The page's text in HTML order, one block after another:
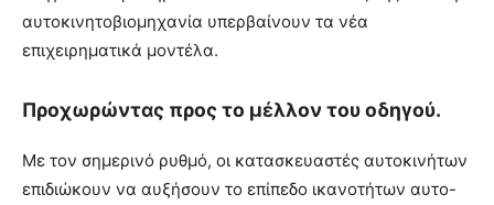
αυτοκινητοβιομηχανία υπερβαίνουν τα νέα
επιχειρηματικά μοντέλα.
Προχωρώντας προς το μέλλον του οδηγού.
Με τον σημερινό ρυθμό, οι κατασκευαστές αυτοκινήτων
επιδιώκουν να αυξήσουν το επίπεδο ικανοτήτων αυτο-